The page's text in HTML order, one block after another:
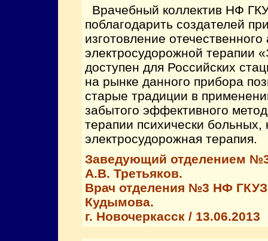
Врачебный коллектив НФ
поблагодарить создателей
изготовление отечественного
электросудорожной терапии
доступен для Российских
на рынке данного прибора
старые традиции в
забытого эффективного
терапии психически больных,
электросудорожная терапия.
Заведующий отделением
А.В. Третьяков.
Врач отделения №3 НФ
Кудымова.
г. Новочеркасск / 13.06.2013